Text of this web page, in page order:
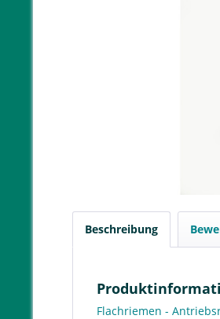
Beschreibung
Flachriemen -